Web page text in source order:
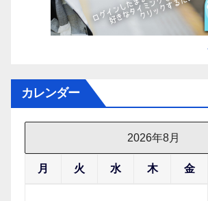
カレンダー
2026年8月
月 火 水 木 金